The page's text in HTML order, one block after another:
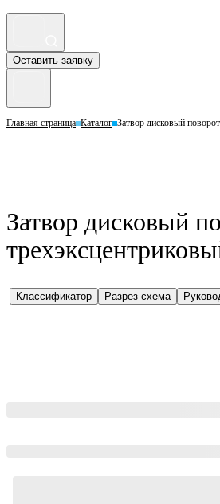
Оставить заявку
Главная страница Каталог Затвор дисковый
Затвор дисковый
Классификатор Разрез схема